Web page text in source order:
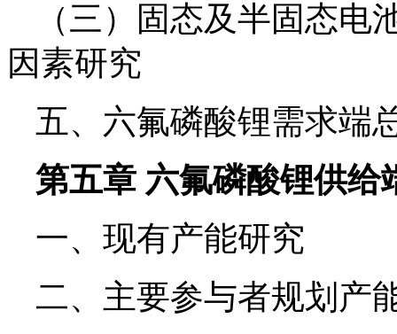
（三）固态及半固态
因素研究
五、六氟磷酸锂需求端
第五章 六氟磷酸锂供给
一、现有产能研究
二、主要参与者规划产